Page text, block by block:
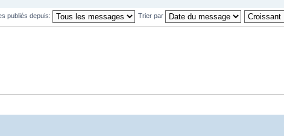
publiés depuis: Trier par